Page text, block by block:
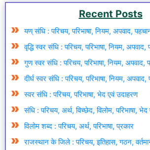
Recent Posts
यण् संधि : परिचय, परिभाषा, नियम, अपवाद,
वृद्धि स्वर संधि : परिचय, परिभाषा, नियम,
गुण स्वर संधि : परिचय, परिभाषा, नियम, अपवाद,
दीर्घ स्वर संधि : परिचय, परिभाषा, नियम,
स्वर संधि : परिचय, परिभाषा, भेद एवं उदाहरण
संधि : परिचय, अर्थ, विच्छेद, विलोम, परिभाषा,
विलोम शब्द : परिचय, अर्थ, परिभाषा, प्रकार
राजस्थान के जिले : परिचय, इतिहास, गठन,